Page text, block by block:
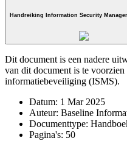
Handreiking Information Security
Dit document is een nadere
van dit document is te
informatiebeveiliging (ISMS).
Datum: 1 Mar 2025
Auteur: Baseline
Documenttype:
Pagina's: 50